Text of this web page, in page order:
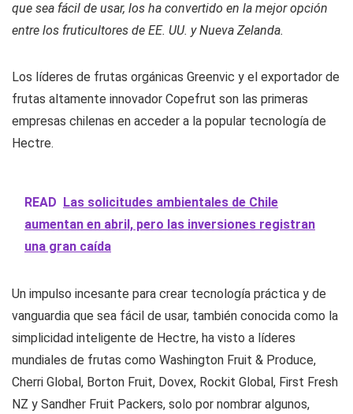
que sea fácil de usar, los ha convertido en la mejor opción
entre los fruticultores de EE. UU. y Nueva Zelanda.
Los líderes de frutas orgánicas Greenvic y el exportador de
frutas altamente innovador Copefrut son las primeras
empresas chilenas en acceder a la popular tecnología de
Hectre.
READ Las solicitudes ambientales de Chile
aumentan en abril, pero las inversiones registran
una gran caída
Un impulso incesante para crear tecnología práctica y de
vanguardia que sea fácil de usar, también conocida como la
simplicidad inteligente de Hectre, ha visto a líderes
mundiales de frutas como Washington Fruit & Produce,
Cherri Global, Borton Fruit, Dovex, Rockit Global, First Fresh
NZ y Sandher Fruit Packers, solo por nombrar algunos,